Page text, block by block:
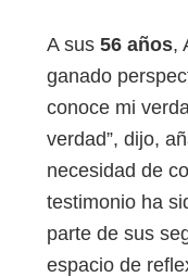
A sus 56 años,
ganado
conoce mi
verdad”, dijo,
necesidad de
testimonio ha
parte de sus
espacio de